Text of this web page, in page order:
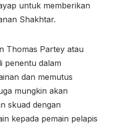
untuk memberikan
Shakhtar.
Thomas Partey atau
penentu dalam
dan memutus
mungkin akan
skuad dengan
kepada pemain pelapis